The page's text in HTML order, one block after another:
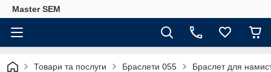
Master SEM
Товари та послуги Браслети 055 Браслет для